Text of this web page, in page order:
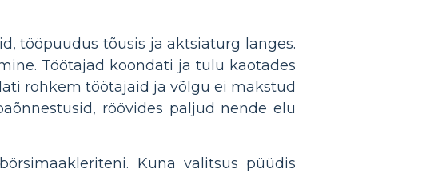
tööpuudus tõusis ja aktsiaturg langes.
Töötajad koondati ja tulu kaotades
rohkem töötajaid ja võlgu ei makstud
röövides paljud nende elu
Kuna valitsus püüdis